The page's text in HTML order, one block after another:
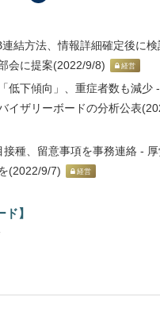
連結方法、情報詳細確定後に
会に提案(2022/9/8)
経営
低下傾向」、重症者数も減少
イザリーボードの分析公表
接種、留意事項を事務連絡 -
(2022/9/7)
経営
ド】